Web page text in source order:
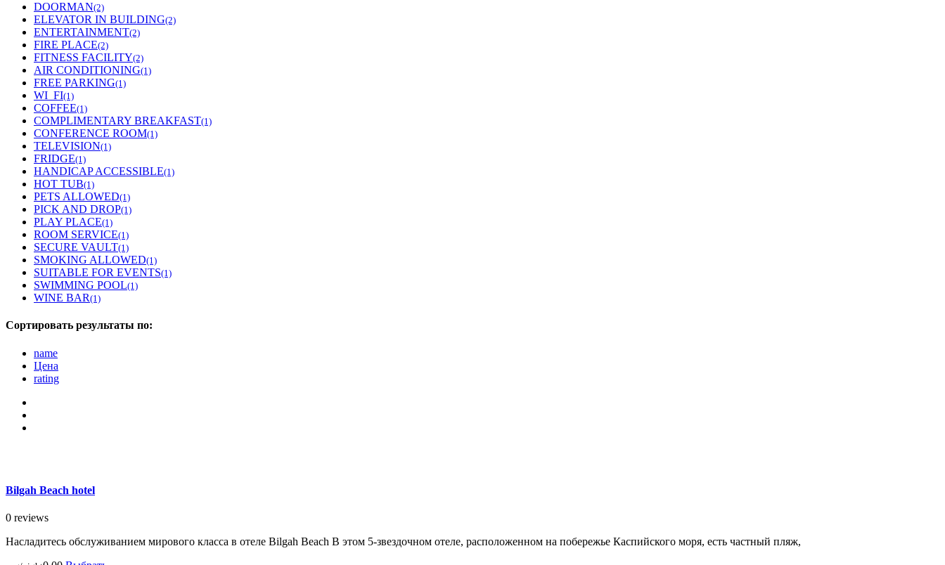
DOORMAN(2)
ELEVATOR IN BUILDING(2)
ENTERTAINMENT(2)
FIRE PLACE(2)
FITNESS FACILITY(2)
AIR CONDITIONING(1)
FREE PARKING(1)
WI_FI(1)
COFFEE(1)
COMPLIMENTARY BREAKFAST(1)
CONFERENCE ROOM(1)
TELEVISION(1)
FRIDGE(1)
HANDICAP ACCESSIBLE(1)
HOT TUB(1)
PETS ALLOWED(1)
PICK AND DROP(1)
PLAY PLACE(1)
ROOM SERVICE(1)
SECURE VAULT(1)
SMOKING ALLOWED(1)
SUITABLE FOR EVENTS(1)
SWIMMING POOL(1)
WINE BAR(1)
Сортировать результаты по:
name
Цена
rating
Bilgah Beach hotel
0 reviews
Насладитесь обслуживанием мирового класса в отеле Bilgah Beach В этом 5-звездочном отеле, расположенном на побережье Каспийского моря, есть частный пляж,